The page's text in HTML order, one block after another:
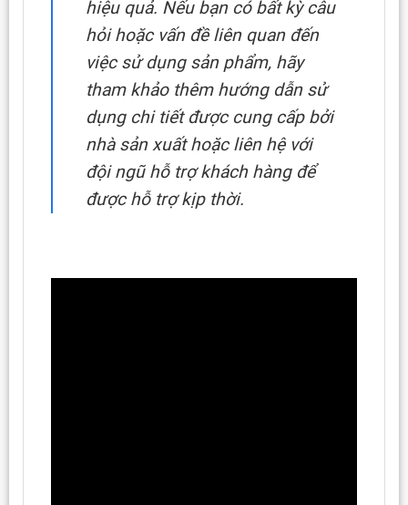
hiệu quả. Nếu bạn có bất kỳ câu
hỏi hoặc vấn đề liên quan đến
việc sử dụng sản phẩm, hãy
tham khảo thêm hướng dẫn sử
dụng chi tiết được cung cấp bởi
nhà sản xuất hoặc liên hệ với
đội ngũ hỗ trợ khách hàng để
được hỗ trợ kịp thời.